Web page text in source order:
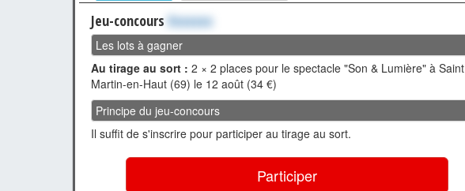
Jeu-concours Xxxxxxx
Les lots à gagner
Au tirage au sort : 2 × 2 places pour le spectacle "Son & Lumière" à Saint
Martin-en-Haut (69) le 12 août (34 €)
Principe du jeu-concours
Il suffit de s'inscrire pour participer au tirage au sort.
Participer